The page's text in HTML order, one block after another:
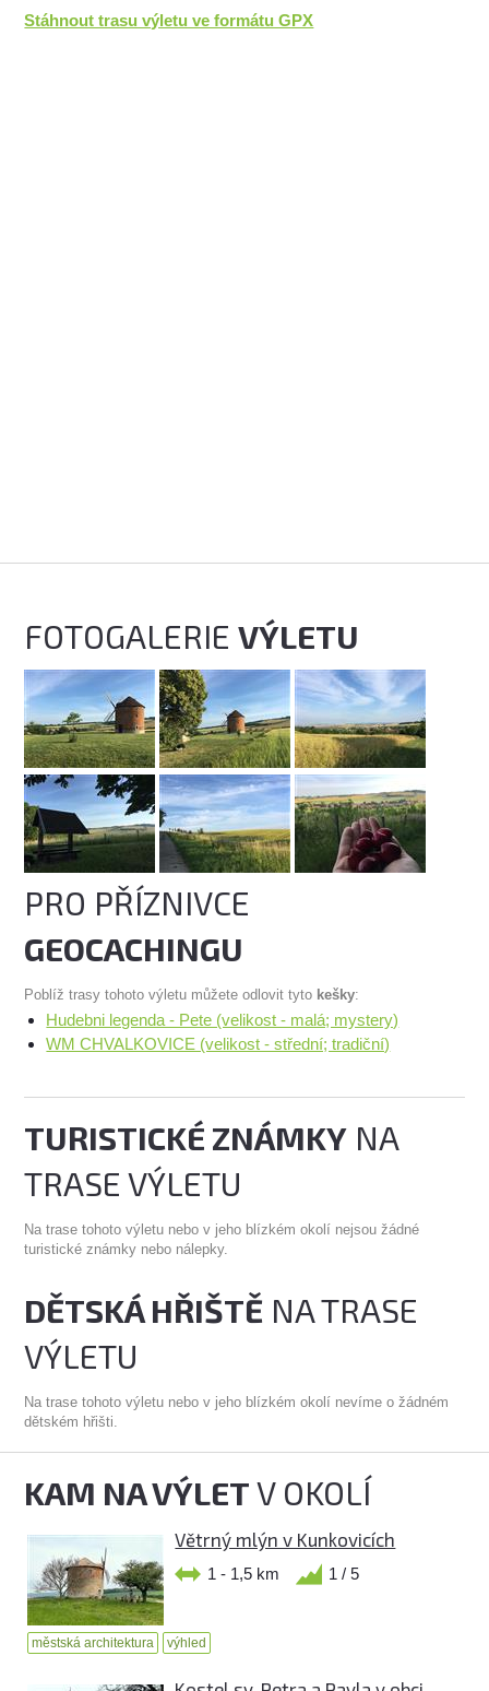
Stáhnout trasu výletu ve formátu GPX
FOTOGALERIEVÝLETU
PRO PŘÍZNIVCE
GEOCACHINGU
Poblíž trasy tohoto výletu můžete odlovit tyto kešky:
Hudebni legenda - Pete (velikost - malá; mystery)
WM CHVALKOVICE (velikost - střední; tradiční)
TURISTICKÉ ZNÁMKY NA
TRASE VÝLETU
Na trase tohoto výletu nebo v jeho blízkém okolí nejsou žádné
turistické známky nebo nálepky.
DĚTSKÁ HŘIŠTĚ NA TRASE
VÝLETU
Na trase tohoto výletu nebo v jeho blízkém okolí nevíme o žádném
dětském hřišti.
KAM NA VÝLETV OKOLÍ
Větrný mlýn v Kunkovicích
1 - 1,5 km 1 / 5
městská architektura výhled